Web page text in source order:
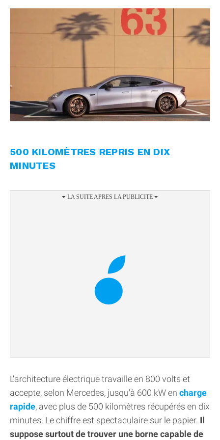
500 KILOMÈTRES REPRIS EN DIX
MINUTES
L'architecture électrique travaille en 800 volts et
accepte, selon Mercedes, jusqu'à 600 kW en charge
rapide, avec plus de 500 kilomètres récupérés en dix
minutes. Le chiffre est spectaculaire sur le papier. Il
suppose surtout de trouver une borne capable de